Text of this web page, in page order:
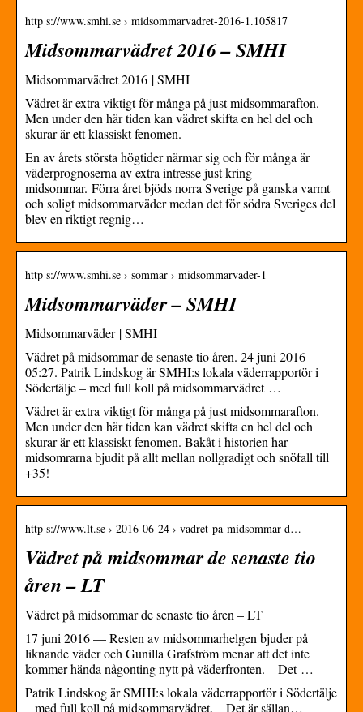
http s://www.smhi.se › midsommarvadret-2016-1.105817
Midsommarvädret 2016 – SMHI
Midsommarvädret 2016 | SMHI
Vädret är extra viktigt för många på just midsommarafton.
Men under den här tiden kan vädret skifta en hel del och
skurar är ett klassiskt fenomen.
En av årets största högtider närmar sig och för många är
väderprognoserna av extra intresse just kring
midsommar. Förra året bjöds norra Sverige på ganska varmt
och soligt midsommarväder medan det för södra Sveriges del
blev en riktigt regnig…
http s://www.smhi.se › sommar › midsommarvader-1
Midsommarväder – SMHI
Midsommarväder | SMHI
Vädret på midsommar de senaste tio åren. 24 juni 2016
05:27. Patrik Lindskog är SMHI:s lokala väderrapportör i
Södertälje – med full koll på midsommarvädret …
Vädret är extra viktigt för många på just midsommarafton.
Men under den här tiden kan vädret skifta en hel del och
skurar är ett klassiskt fenomen. Bakåt i historien har
midsomrarna bjudit på allt mellan nollgradigt och snöfall till
+35!
http s://www.lt.se › 2016-06-24 › vadret-pa-midsommar-d…
Vädret på midsommar de senaste tio
åren – LT
Vädret på midsommar de senaste tio åren – LT
17 juni 2016 — Resten av midsommarhelgen bjuder på
liknande väder och Gunilla Grafström menar att det inte
kommer hända någonting nytt på väderfronten. – Det …
Patrik Lindskog är SMHI:s lokala väderrapportör i Södertälje
– med full koll på midsommarvädret. – Det är sällan…